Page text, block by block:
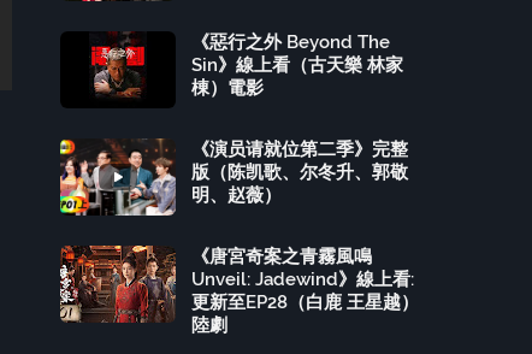
《惡行之外 Beyond The
Sin》線上看（古天樂 林家
棟）電影
《演员请就位第二季》完整
版（陈凯歌、尔冬升、郭敬
明、赵薇）
《唐宮奇案之青霧風鳴
Unveil: Jadewind》線上看:
更新至EP28（白鹿 王星越）
陸劇